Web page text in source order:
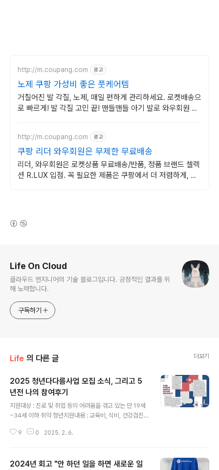
http://m.coupang.com 광고
노제 쿠팡 가성비 좋은 풋케어템
거칠어진 발 각질, 노제, 매일 편하게 관리하세요. 로켓배송으
로 빠르게! 발 각질 고민 끝! 맨들맨들 아기 발로 와우회원 무
http://m.coupang.com 광고
쿠팡 리더 와우회원은 무제한 무료배송
리더, 와우회원은 로켓상품 무료배송/반품, 정품 브랜드 셀렉
션 R.LUX 입점. 꼭 필요한 제품은 쿠팡에서 더 저렴하게, 로
Life On Cloud
클라우드 엔지니어의 기술 블로그입니다. 긍정적인 결과를 위
해 노력합니다.
구독하기
Life 의 다른 글 더보기
2025 청년다다름사업 모집 소식, 그리고 5
년전 나의 참여후기
지원대상 : 진로 및 취업 등의 어려움을 겪고 있는 만 19세
~34세 이하 취약 청년지원내용 : 교육비, 식비, 건강검진
로그 포스팅 : https://blog.naver.com/youthhopefo
Guide.do '청년다다름사업'은 청년재단에서 도움이 필
9 0 2025. 2. 6.
2024년 회고 "안 하던 일을 하면 새로운 일